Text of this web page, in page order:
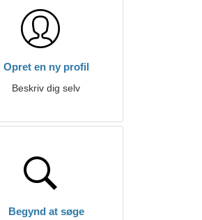
Opret en ny profil
Beskriv dig selv
Begynd at søge